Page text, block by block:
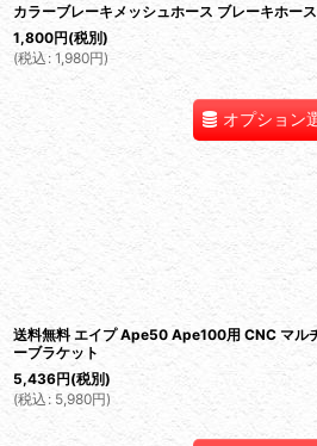
カラーブレーキメッシュホース ブレーキホー
1,800円(税別)
(税込 : 1,980円)
オプション
送料無料 エイプ Ape50 Ape100用 CNC マル
ーブラケット
5,436円(税別)
(税込 : 5,980円)